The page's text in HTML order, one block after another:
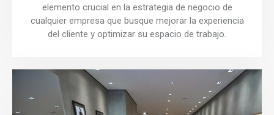
elemento crucial en la estrategia de negocio de
cualquier empresa que busque mejorar la experiencia
del cliente y optimizar su espacio de trabajo.